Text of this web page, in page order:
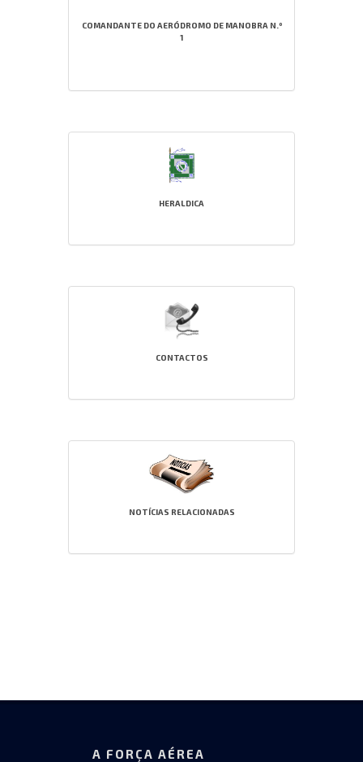
COMANDANTE DO AERÓDROMO DE MANOBRA N.º
1
HERALDICA
CONTACTOS
NOTÍCIAS RELACIONADAS
A FORÇA AÉREA